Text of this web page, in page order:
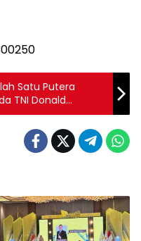
Satu Putera
TNI Donald
Gubernur
yang Baru